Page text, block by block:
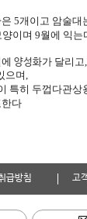
은 5개이고 암술대
이며 9월에 익는
양성화가 달리고
으며,
특히 두껍다관상
한다
급방침 고